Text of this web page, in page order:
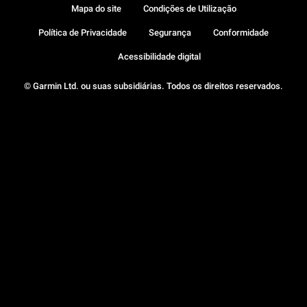
© Garmin Ltd. ou suas subsidiárias. Todos os direitos reservados.
Mapa do site Condições de Utilização
Política de Privacidade Segurança Conformidade
Acessibilidade digital